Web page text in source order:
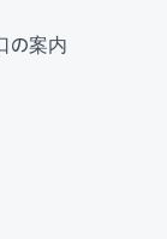
の案内